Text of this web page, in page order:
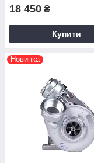
18 450 ₴
Купити
Новинка